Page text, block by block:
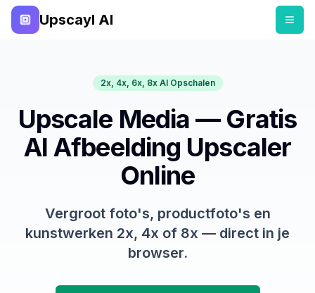
Upscayl AI
2x, 4x, 6x, 8x AI Opschalen
Upscale Media — Gratis
AI Afbeelding Upscaler
Online
Vergroot foto's, productfoto's en
kunstwerken 2x, 4x of 8x — direct in je
browser.